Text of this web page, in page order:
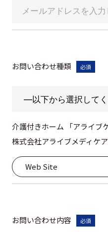
お問い合わせ種類 必須
介護付きホーム 「アライブ
株式会社アライブメディケ
Web Site
お問い合わせ内容 必須